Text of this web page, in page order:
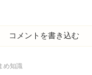
コメントを書き込む
め知識